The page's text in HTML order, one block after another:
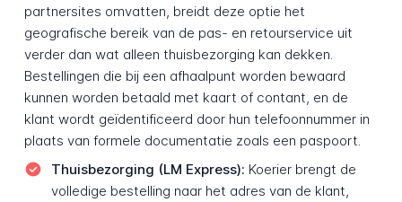
partnersites omvatten, breidt deze optie het
geografische bereik van de pas- en retourservice uit
verder dan wat alleen thuisbezorging kan dekken.
Bestellingen die bij een afhaalpunt worden bewaard
kunnen worden betaald met kaart of contant, en de
klant wordt geïdentificeerd door hun telefoonnummer in
plaats van formele documentatie zoals een paspoort.
Thuisbezorging (LM Express): Koerier brengt de
volledige bestelling naar het adres van de klant,